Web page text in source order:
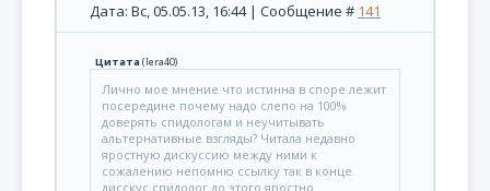
Дата: Вс, 05.05.13, 16:44 | Сообщение # 141
Цитата(lera40)
Лично мое мнение что истинна в споре лежит
посередине почему надо слепо на 100%
доверять спидологам и неучитывать
альтернативные взгляды? Читала недавно
яростную дискуссию между ними к
сожалению непомню ссылку так в конце
дисскус спидолог до этого яростно